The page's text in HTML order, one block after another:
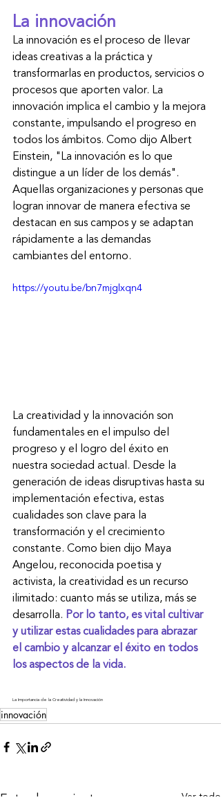
La innovación
La innovación es el proceso de llevar
ideas creativas a la práctica y
transformarlas en productos, servicios o
procesos que aporten valor. La
innovación implica el cambio y la mejora
constante, impulsando el progreso en
todos los ámbitos. Como dijo Albert
Einstein, "La innovación es lo que
distingue a un líder de los demás".
Aquellas organizaciones y personas que
logran innovar de manera efectiva se
destacan en sus campos y se adaptan
rápidamente a las demandas
cambiantes del entorno.
https://youtu.be/bn7mjglxqn4
La creatividad y la innovación son
fundamentales en el impulso del
progreso y el logro del éxito en
nuestra sociedad actual. Desde la
generación de ideas disruptivas hasta su
implementación efectiva, estas
cualidades son clave para la
transformación y el crecimiento
constante. Como bien dijo Maya
Angelou, reconocida poetisa y
activista, la creatividad es un recurso
ilimitado: cuanto más se utiliza, más se
desarrolla. Por lo tanto, es vital cultivar
y utilizar estas cualidades para abrazar
el cambio y alcanzar el éxito en todos
los aspectos de la vida.
La Importancia de la Creatividad y la Innovación
innovación
Entradas recientes Ver todo